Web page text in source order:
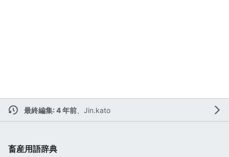
最終編集: 4 年前、 Jin.kato
畜産用語辞典